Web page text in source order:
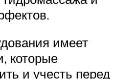
имеет
которые
и учесть перед